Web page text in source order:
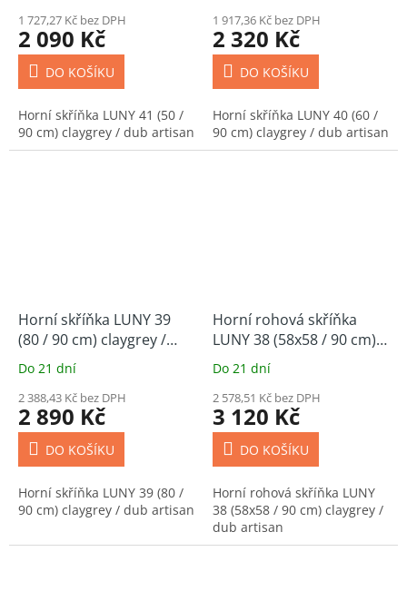
1 727,27 Kč bez DPH
2 090 Kč
DO KOŠÍKU
Horní skříňka LUNY 41 (50 /
90 cm) claygrey / dub artisan
1 917,36 Kč bez DPH
2 320 Kč
DO KOŠÍKU
Horní skříňka LUNY 40 (60 /
90 cm) claygrey / dub artisan
Horní skříňka LUNY 39
(80 / 90 cm) claygrey /
dub artisan
Do 21 dní
2 388,43 Kč bez DPH
2 890 Kč
DO KOŠÍKU
Horní skříňka LUNY 39 (80 /
90 cm) claygrey / dub artisan
Horní rohová skříňka
LUNY 38 (58x58 / 90 cm)
claygrey / dub artisan
Do 21 dní
2 578,51 Kč bez DPH
3 120 Kč
DO KOŠÍKU
Horní rohová skříňka LUNY
38 (58x58 / 90 cm) claygrey /
dub artisan